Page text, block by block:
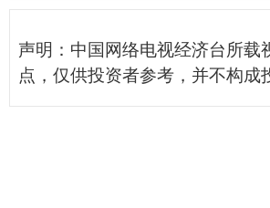
声明：中国网络电视经济台所
点，仅供投资者参考，并不构